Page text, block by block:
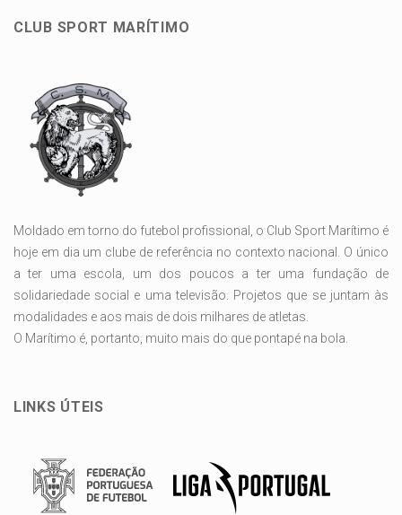
CLUB SPORT MARÍTIMO
Moldado em torno do futebol profissional, o Club Sport Marítimo é
hoje em dia um clube de referência no contexto nacional. O único
a ter uma escola, um dos poucos a ter uma fundação de
solidariedade social e uma televisão. Projetos que se juntam às
modalidades e aos mais de dois milhares de atletas.
O Marítimo é, portanto, muito mais do que pontapé na bola.
LINKS ÚTEIS